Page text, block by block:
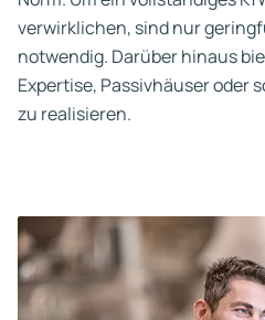
verwirklichen, sind nur
notwendig. Darüber hinaus
Expertise, Passivhäuser oder
zu realisieren.